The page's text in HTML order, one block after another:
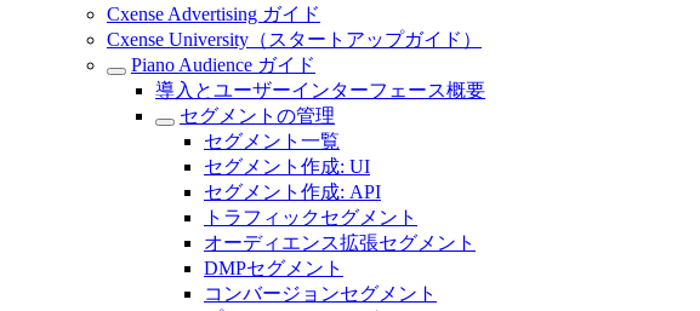
Cxense Advertising ガイド
Cxense University（スタートアップガイド）
Piano Audience ガイド
導入とユーザーインターフェース概要
セグメントの管理
セグメント一覧
セグメント作成: UI
セグメント作成: API
トラフィックセグメント
オーディエンス拡張セグメント
DMPセグメント
コンバージョンセグメント